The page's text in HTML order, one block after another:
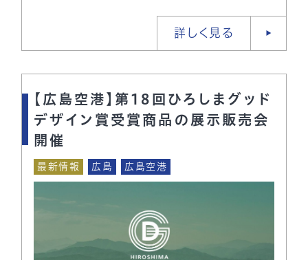
詳しく見る
【広島空港】第18回ひろしまグッド
デザイン賞受賞商品の展示販売会
開催
最新情報 広島 広島空港